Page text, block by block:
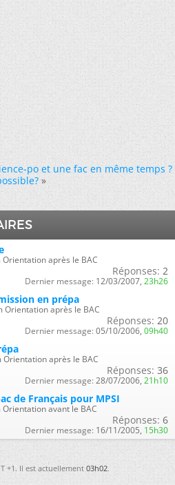
po et une fac en même temps ?
»
après le BAC
Réponses: 2
Dernier message: 12/03/2007, 23h26
en prépa
Orientation après le BAC
Réponses: 20
Dernier message: 05/10/2006, 09h40
après le BAC
Réponses: 36
Dernier message: 28/07/2006, 21h10
de Français pour MPSI
avant le BAC
Réponses: 6
Dernier message: 16/11/2005, 15h30
+1. Il est actuellement03h02.